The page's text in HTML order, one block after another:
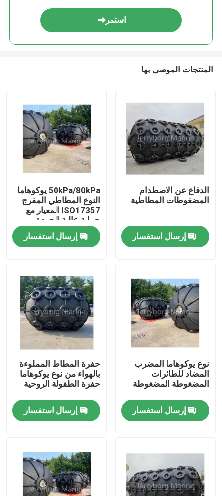
مسكن
منتجات
جولة في المعمل
مراقبة الجودة
اتصل بنا
درابزين هوائي مائي
استمر
المنتجات الموصى بها
الدفاع عن الاصطدام
المضغوطات المطاطية
إرسال استفسار
50kPa/80kPa يوكوهاما
النوع المطاطي المفرج
ISO17357 المعيار مع
حماية عالية الجودة
إرسال استفسار
نوع يوكوهاما المضرب
المضاد للطائرات
المضغوطة المضغوطة
إرسال استفسار
حفرة المطاط المملوءة
بالهواء من نوع يوكوهاما
حفرة الطفولة الروحية
إرسال استفسار